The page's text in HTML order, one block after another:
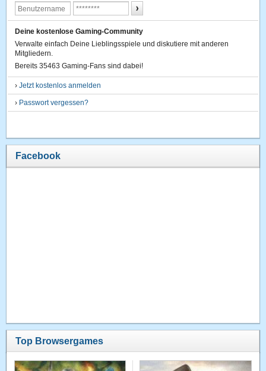
Deine kostenlose Gaming-Community
Verwalte einfach Deine Lieblingsspiele und diskutiere mit anderen
Mitgliedern.
Bereits 35463 Gaming-Fans sind dabei!
›Jetzt kostenlos anmelden
› Passwort vergessen?
Facebook
Top Browsergames